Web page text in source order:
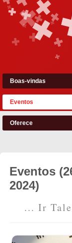
Boas-vindas
Eventos
Oferece
Eventos
2024)
... Ir